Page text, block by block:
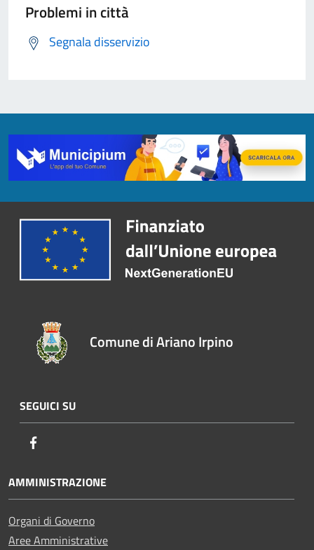
Problemi in città
Segnala disservizio
Comune di Ariano Irpino
SEGUICI SU
AMMINISTRAZIONE
Organi di Governo
Aree Amministrative